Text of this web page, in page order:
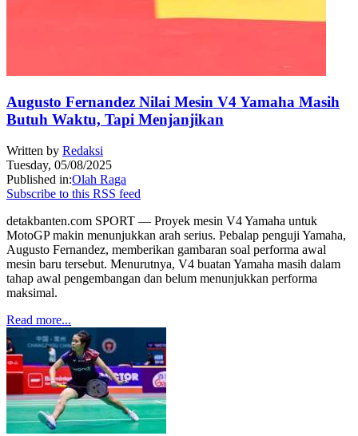
Augusto Fernandez Nilai Mesin V4 Yamaha Masih
Butuh Waktu, Tapi Menjanjikan
Written by Redaksi
Tuesday, 05/08/2025
Published in:Olah Raga
Subscribe to this RSS feed
detakbanten.com SPORT — Proyek mesin V4 Yamaha untuk
MotoGP makin menunjukkan arah serius. Pebalap penguji Yamaha,
Augusto Fernandez, memberikan gambaran soal performa awal
mesin baru tersebut. Menurutnya, V4 buatan Yamaha masih dalam
tahap awal pengembangan dan belum menunjukkan performa
maksimal.
Read more...